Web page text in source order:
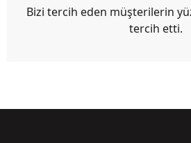
Bizi tercih eden müşterilerin
tercih etti.